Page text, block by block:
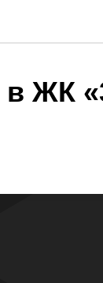
в ЖК